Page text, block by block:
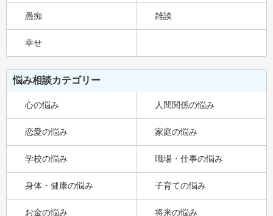
愚痴 雑談
幸せ
悩み相談カテゴリー
心の悩み 人間関係の悩み
恋愛の悩み 家庭の悩み
学校の悩み 職場・仕事の悩み
身体・健康の悩み 子育ての悩み
お金の悩み 将来の悩み